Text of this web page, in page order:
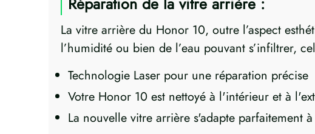
La vitre arrière du Honor 10, outre l’aspect
l’humidité ou bien de l’eau pouvant s’infiltrer,
Technologie Laser pour une réparation précise
Votre Honor 10 est nettoyé à l'intérieur et à
La nouvelle vitre arrière s'adapte parfaitement